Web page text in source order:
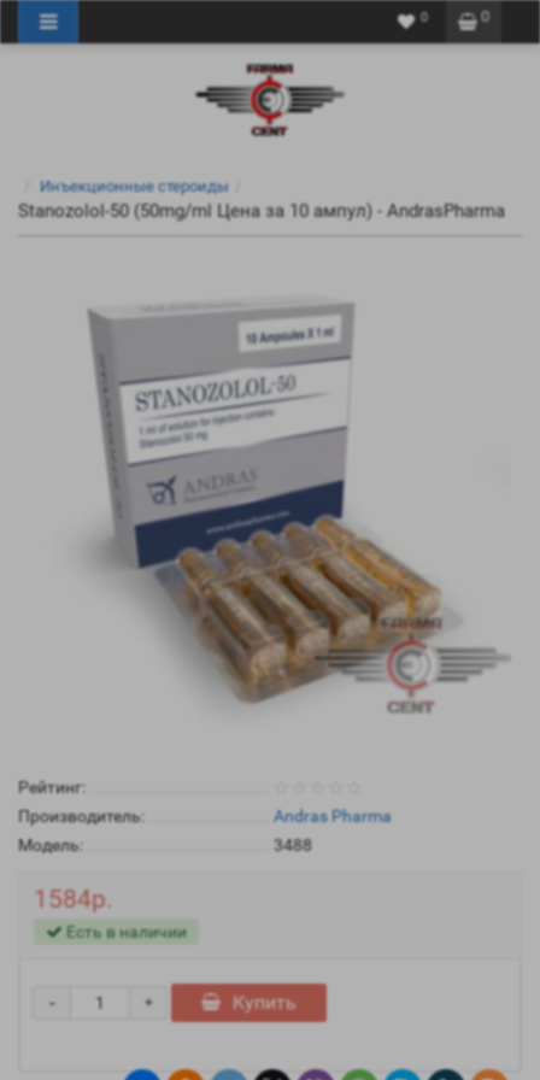
0
0
Инъекционные стероиды
Stanozolol-50 (50mg/ml Цена за 10 ампул) - AndrasPharma
Рейтинг:
Производитель:
Andras Pharma
Модель:
3488
1584р.
Есть в наличии
+
- Купить